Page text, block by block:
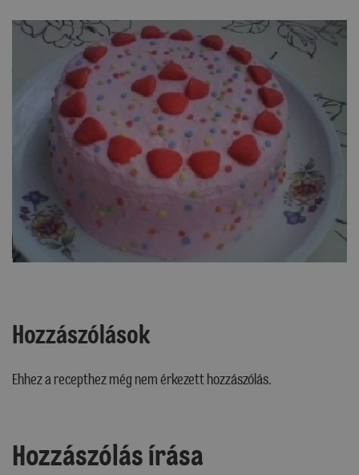
Hozzászólások
Ehhez a recepthez még nem érkezett hozzászólás.
Hozzászólás írása